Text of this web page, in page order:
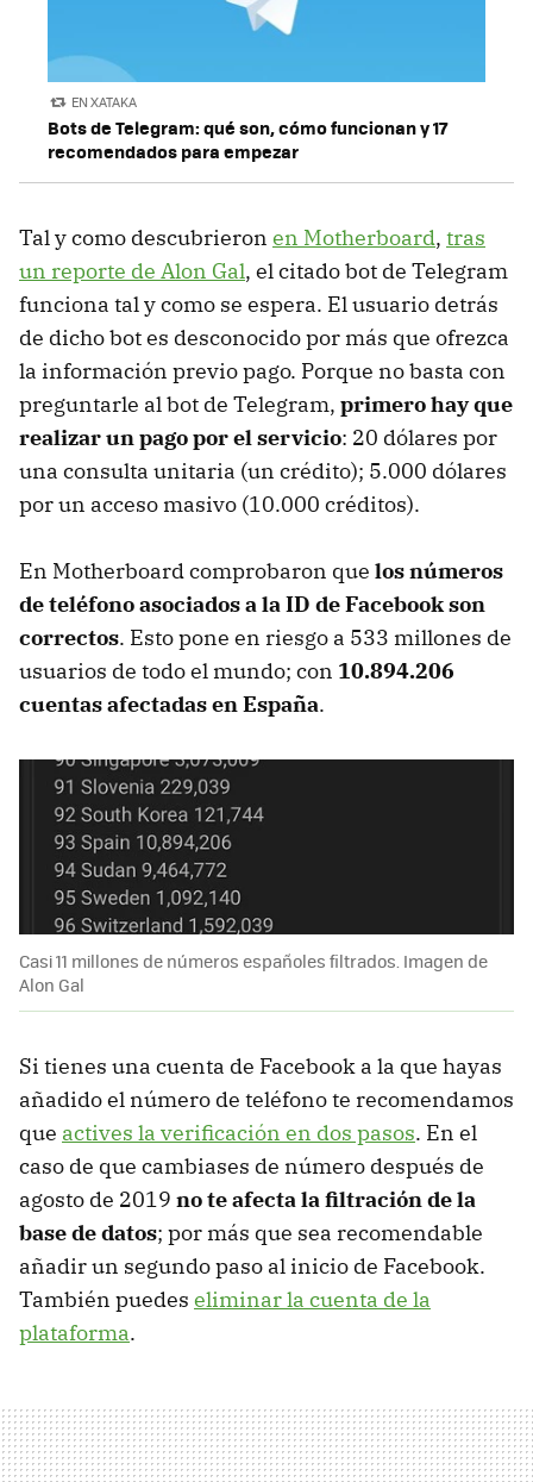
EN XATAKA
Bots de Telegram: qué son, cómo funcionan y 17
recomendados para empezar
Tal y como descubrieron en Motherboard, tras
un reporte de Alon Gal, el citado bot de Telegram
funciona tal y como se espera. El usuario detrás
de dicho bot es desconocido por más que ofrezca
la información previo pago. Porque no basta con
preguntarle al bot de Telegram, primero hay que
realizar un pago por el servicio: 20 dólares por
una consulta unitaria (un crédito); 5.000 dólares
por un acceso masivo (10.000 créditos).
En Motherboard comprobaron que los números
de teléfono asociados a la ID de Facebook son
correctos. Esto pone en riesgo a 533 millones de
usuarios de todo el mundo; con 10.894.206
cuentas afectadas en España.
Casi 11 millones de números españoles filtrados. Imagen de
Alon Gal
Si tienes una cuenta de Facebook a la que hayas
añadido el número de teléfono te recomendamos
que actives la verificación en dos pasos. En el
caso de que cambiases de número después de
agosto de 2019 no te afecta la filtración de la
base de datos; por más que sea recomendable
añadir un segundo paso al inicio de Facebook.
También puedes eliminar la cuenta de la
plataforma.